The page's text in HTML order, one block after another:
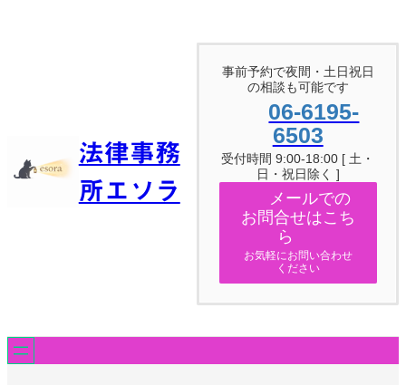
法律事務
所エソラ
事前予約で夜間・土日祝日
の相談も可能です
06-6195-
6503
受付時間 9:00-18:00 [ 土・
日・祝日除く ]
メールでの
お問合せはこち
ら
お気軽にお問い合わせ
ください